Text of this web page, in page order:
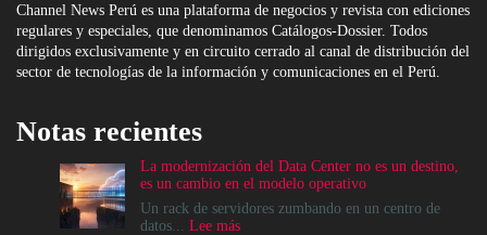
Channel News Perú es una plataforma de negocios y revista con ediciones
regulares y especiales, que denominamos Catálogos-Dossier. Todos
dirigidos exclusivamente y en circuito cerrado al canal de distribución del
sector de tecnologías de la información y comunicaciones en el Perú.
Notas recientes
La modernización del Data Center no es un destino,
es un cambio en el modelo operativo
Un rack de servidores zumbando en un centro de
datos... Lee más: